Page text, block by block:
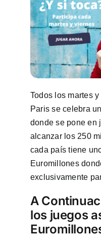
Todos los martes
Paris se celebra
donde se pone en
alcanzar los 250
cada país tiene
Euromillones
exclusivamente
A
los juegos